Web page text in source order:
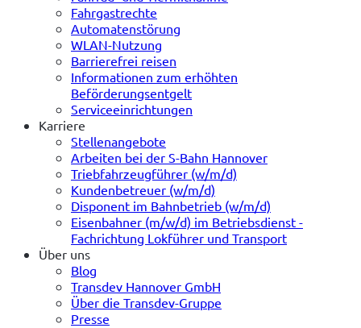
Fahrgastrechte
Automatenstörung
WLAN-Nutzung
Barrierefrei reisen
Informationen zum erhöhten
Beförderungsentgelt
Serviceeinrichtungen
Karriere
Stellenangebote
Arbeiten bei der S-Bahn Hannover
Triebfahrzeugführer (w/m/d)
Kundenbetreuer (w/m/d)
Disponent im Bahnbetrieb (w/m/d)
Eisenbahner (m/w/d) im Betriebsdienst -
Fachrichtung Lokführer und Transport
Über uns
Blog
Transdev Hannover GmbH
Über die Transdev-Gruppe
Presse